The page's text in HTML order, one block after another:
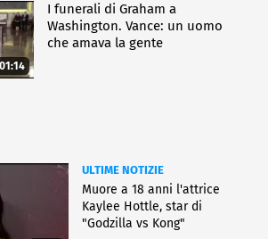
01:14
I funerali di Graham a
Washington. Vance: un uomo
che amava la gente
ULTIME NOTIZIE
Muore a 18 anni l'attrice
Kaylee Hottle, star di
"Godzilla vs Kong"